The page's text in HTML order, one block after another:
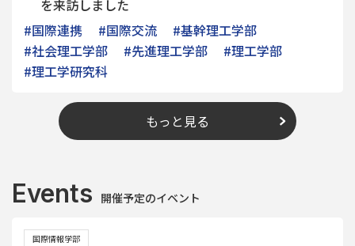
を来訪しました
#国際連携
#国際交流
#基幹理工学部
#社会理工学部
#先進理工学部
#理工学部
#理工学研究科
もっと見る
Events 開催予定のイベント
国際情報学部